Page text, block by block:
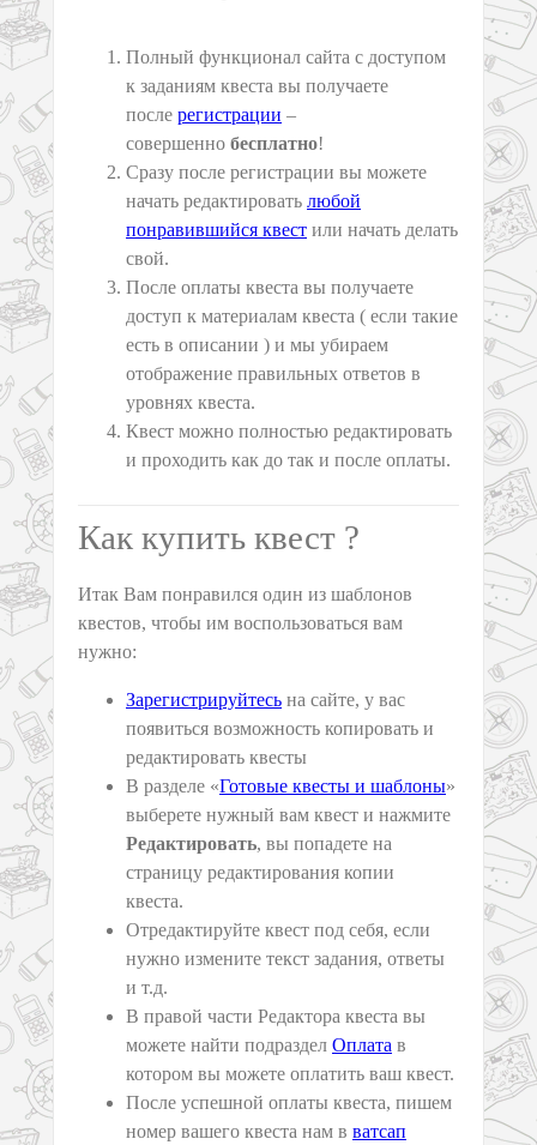
Полный функционал сайта с доступом
к заданиям квеста вы получаете
после регистрации –
совершенно бесплатно!
Сразу после регистрации вы можете
начать редактировать любой
понравившийся квест или начать делать
свой.
После оплаты квеста вы получаете
доступ к материалам квеста ( если такие
есть в описании ) и мы убираем
отображение правильных ответов в
уровнях квеста.
Квест можно полностью редактировать
и проходить как до так и после оплаты.
Как купить квест ?
Итак Вам понравился один из шаблонов
квестов, чтобы им воспользоваться вам
нужно:
Зарегистрируйтесь на сайте, у вас
появиться возможность копировать и
редактировать квесты
В разделе «Готовые квесты и шаблоны»
выберете нужный вам квест и нажмите
Редактировать , вы попадете на
страницу редактирования копии
квеста.
Отредактируйте квест под себя, если
нужно измените текст задания, ответы
и т.д.
В правой части Редактора квеста вы
можете найти подраздел Оплата в
котором вы можете оплатить ваш квест.
После успешной оплаты квеста, пишем
номер вашего квеста нам в ватсап